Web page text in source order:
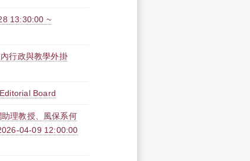
13:30:00 ~
行政與教學外掛
Board
理教授、風保系何
04-09 12:00:00